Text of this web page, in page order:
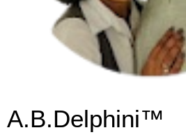
A.B.Delphini™